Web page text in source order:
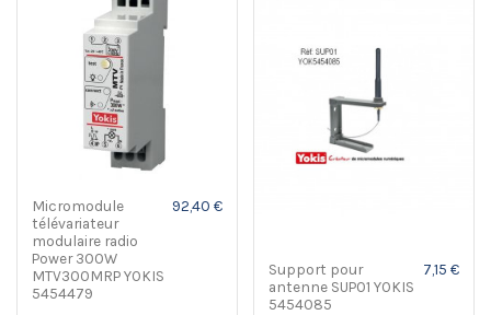
Micromodule
télévariateur
modulaire radio
Power 300W
MTV300MRP YOKIS
5454479
92,40 €
Support pour
antenne SUP01 YOKIS
5454085
7,15 €